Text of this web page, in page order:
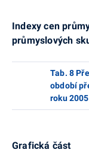
Indexy cen
průmyslových
Tab. 8
období
roku
Grafická část